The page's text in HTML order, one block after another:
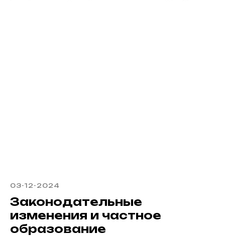
03-12-2024
Законодательные
изменения и частное
образование